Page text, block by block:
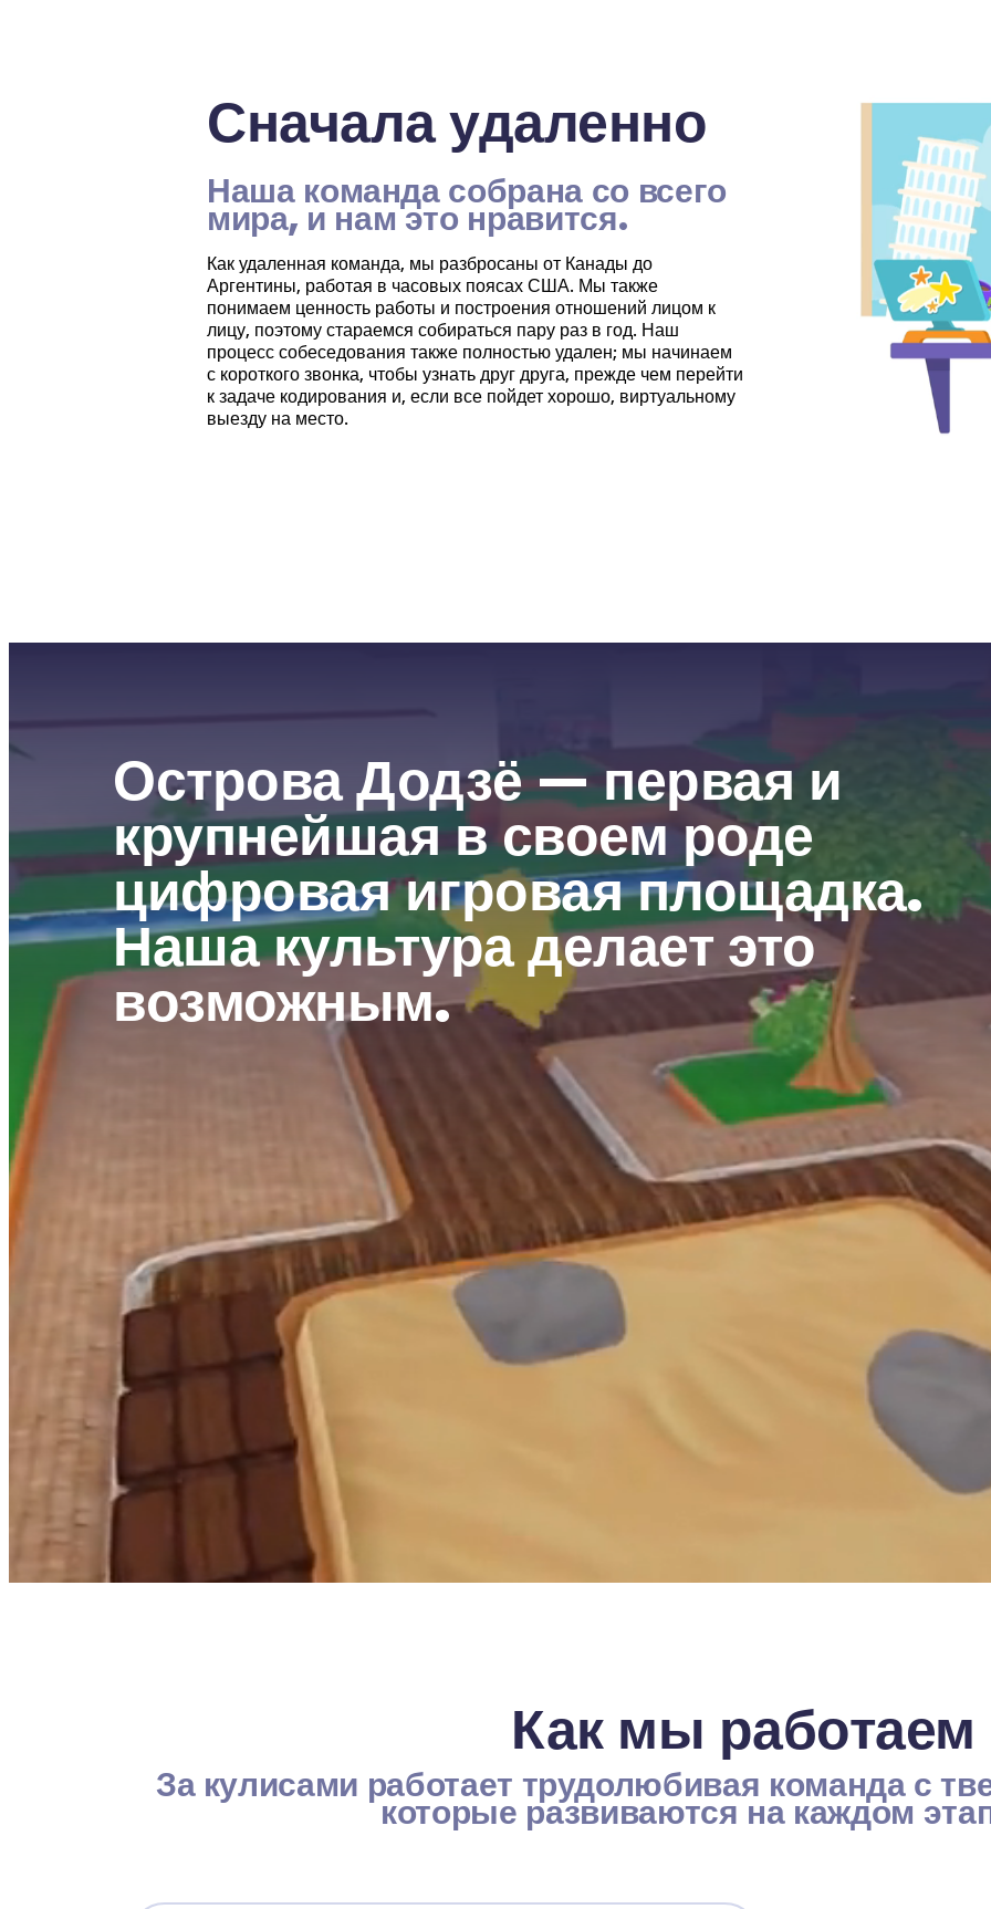
Сначала удаленно
Наша команда собрана со всего
мира, и нам это нравится.
Как удаленная команда, мы разбросаны от Канады до
Аргентины, работая в часовых поясах США. Мы также
понимаем ценность работы и построения отношений лицом к
лицу, поэтому стараемся собираться пару раз в год. Наш
процесс собеседования также полностью удален; мы начинаем
с короткого звонка, чтобы узнать друг друга, прежде чем перейти
к задаче кодирования и, если все пойдет хорошо, виртуальному
выезду на место.
Острова Додзё — первая и
крупнейшая в своем роде
цифровая игровая площадка.
Наша культура делает это
возможным.
Как мы работаем
За кулисами работает трудолюбивая команда с
которые развиваются на каждом